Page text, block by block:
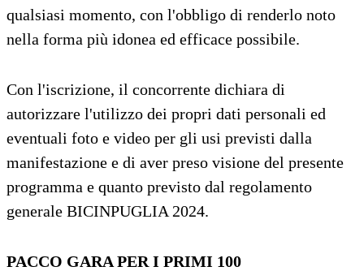
qualsiasi momento, con l'obbligo di renderlo noto
nella forma più idonea ed efficace possibile.
Con l'iscrizione, il concorrente dichiara di
autorizzare l'utilizzo dei propri dati personali ed
eventuali foto e video per gli usi previsti dalla
manifestazione e di aver preso visione del presente
programma e quanto previsto dal regolamento
generale BICINPUGLIA 2024.
PACCO GARA PER I PRIMI 100